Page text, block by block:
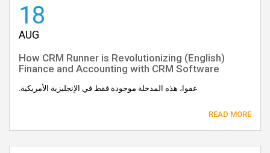
18
AUG
(English) How CRM Runner is Revolutionizing
Finance and Accounting with CRM Software
عفوا، هذه المدخلة موجودة فقط في الإنجليزية الأمريكية.
READ MORE